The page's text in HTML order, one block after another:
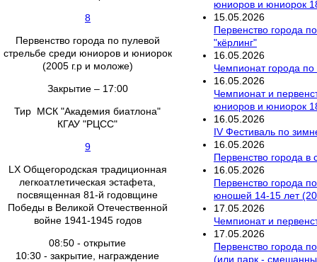
8
Первенство города по пулевой
стрельбе среди юниоров и юниорок
(2005 г.р и моложе)
Закрытие – 17:00
Тир МСК "Академия биатлона"
КГАУ "РЦСС"
9
LX Общегородская традиционная
легкоатлетическая эстафета,
посвященная 81-й годовщине
Победы в Великой Отечественной
войне 1941-1945 годов
08:50 - открытие
10:30 - закрытие, награждение
юниоров и юниорок
15 05 2026
Первенство города
"кёрлинг"
16 05 2026
Чемпионат города
16 05 2026
Чемпионат и
юниоров и юниорок
16 05 2026
IV Фестиваль по
16 05 2026
Первенство города
16 05 2026
Первенство города
юношей 14-15 лет
17 05 2026
Чемпионат и
17 05 2026
Первенство города
(или парк -